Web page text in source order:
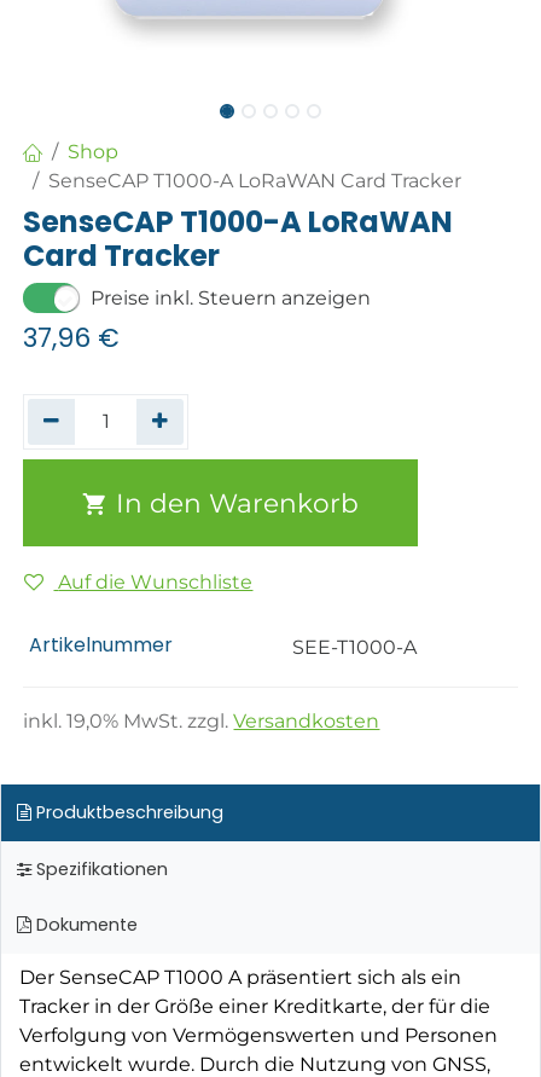
Shop
SenseCAP T1000-A LoRaWAN Card Tracker
SenseCAP T1000-A LoRaWAN
Card Tracker
Preise inkl. Steuern anzeigen
37,96 €
In den Warenkorb
Auf die Wunschliste
Artikelnummer SEE-T1000-A
inkl.19,0% MwSt. zzgl.Versandkosten
Produktbeschreibung
Spezifikationen
Dokumente
Der SenseCAP T1000 A präsentiert sich als ein
Tracker in der Größe einer Kreditkarte, der für die
Verfolgung von Vermögenswerten und Personen
entwickelt wurde. Durch die Nutzung von GNSS,